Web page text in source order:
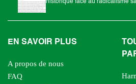
historique face au radicalisme
EN SAVOIR PLUS
A propos de nous
FAQ